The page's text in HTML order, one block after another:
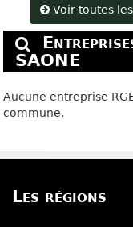
Voir toutes
SAONE
Aucune entreprise
commune.
Les régions